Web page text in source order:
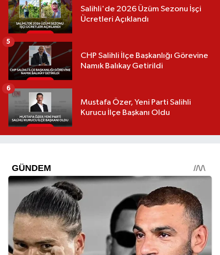
Salihli'de 2026 Üzüm Sezonu İşçi
Ücretleri Açıklandı
CHP Salihli İlçe Başkanlığı Görevine
Namık Balıkay Getirildi
5
Mustafa Özer, Yeni Parti Salihli
Kurucu İlçe Başkanı Oldu
6